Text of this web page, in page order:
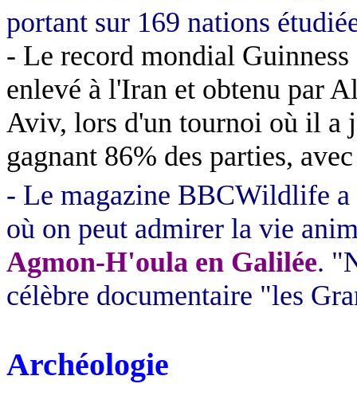
portant sur 169 nations
- Le record mondial Guinness
enlevé à l'Iran et obtenu par
Aviv, lors d'un tournoi où il a
gagnant 86% des parties,
- Le magazine BBCWildlife a
où on peut admirer la vie
Agmon-H'oula en Galilée.
célèbre documentaire "les
Archéologie